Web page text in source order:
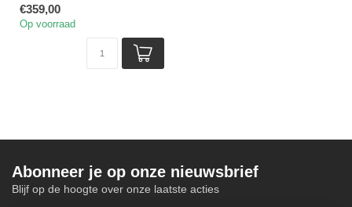
€359,00
Op voorraad
Abonneer je op onze nieuwsbrief
Blijf op de hoogte over onze laatste acties